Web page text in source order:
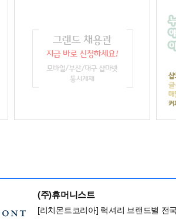
(주)휴머니스트
[리치몬트코리아] 럭셔리 브랜드별 전